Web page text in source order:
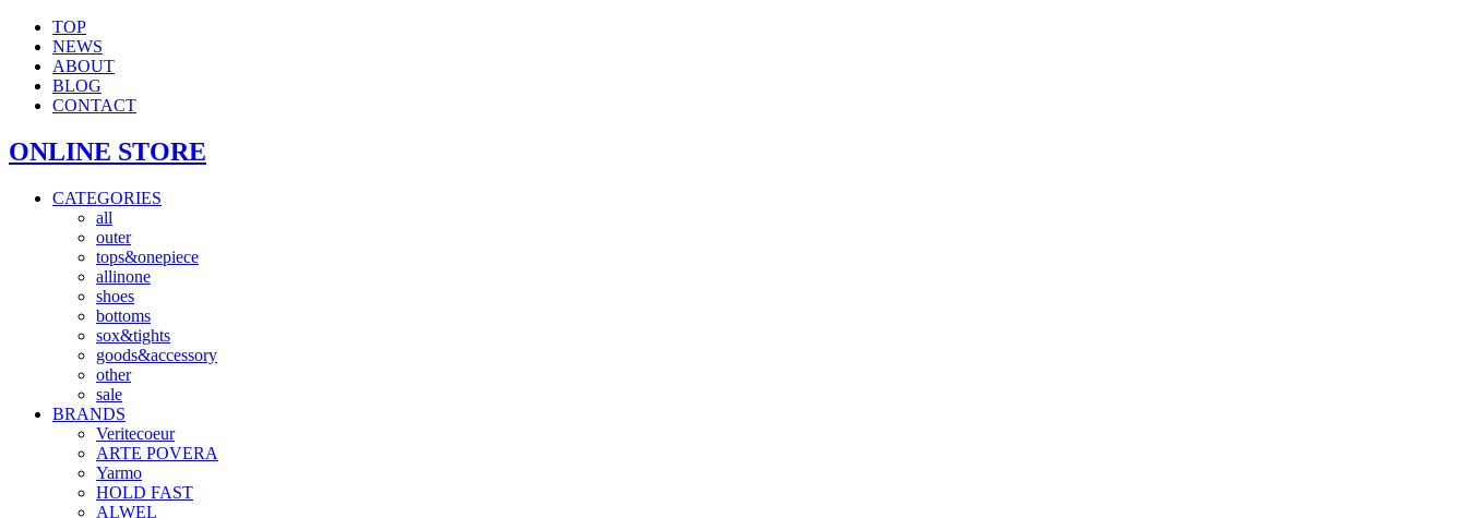
TOP
NEWS
ABOUT
BLOG
CONTACT
ONLINE STORE
CATEGORIES
all
outer
tops&onepiece
allinone
shoes
bottoms
sox&tights
goods&accessory
other
sale
BRANDS
Veritecoeur
ARTE POVERA
Yarmo
HOLD FAST
ALWEL